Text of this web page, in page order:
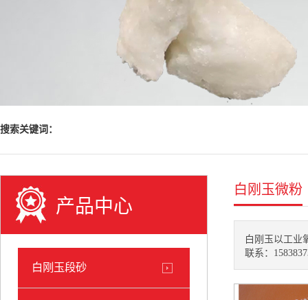
搜索关键词：
产品中心
白刚玉段砂
白刚玉微粉
白刚玉以工业
联系：